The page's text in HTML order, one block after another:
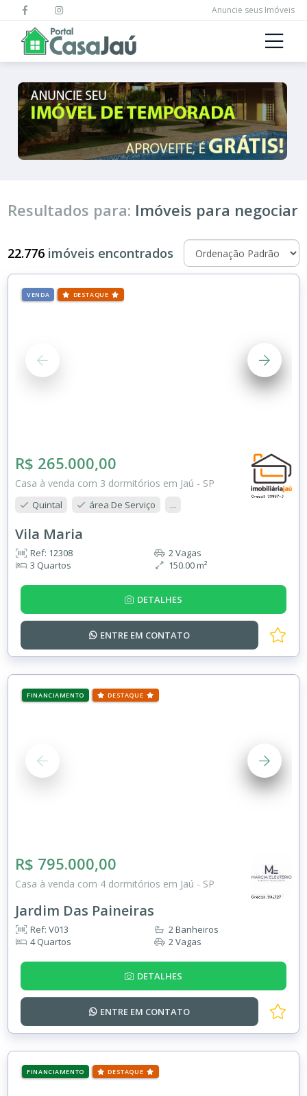
Anuncie seus Imóveis
Resultados para: Imóveis para negociar
22.776 imóveis encontrados
VENDA DESTAQUE
R$ 265.000,00
Casa à venda com 3 dormitórios em Jaú - SP
Quintal área De Serviço ...
Vila Maria
Ref: 12308
3 Quartos
2 Vagas
150.00 m²
DETALHES
ENTRE EM CONTATO
FINANCIAMENTO DESTAQUE
R$ 795.000,00
Casa à venda com 4 dormitórios em Jaú - SP
Jardim Das Paineiras
Ref: V013
4 Quartos
2 Banheiros
2 Vagas
DETALHES
ENTRE EM CONTATO
FINANCIAMENTO DESTAQUE